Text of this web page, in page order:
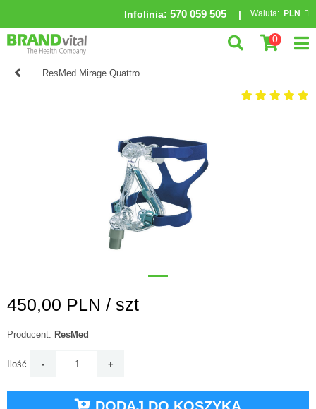
Infolinia: 570 059 505 Waluta: PLN
0
ResMed Mirage Quattro
450,00 PLN / szt
Producent: ResMed
Ilość